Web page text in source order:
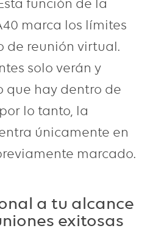
función de la
marca los límites
de reunión virtual.
solo verán y
que hay dentro de
lo tanto, la
únicamente en
marcado.
a tu alcance
exitosas